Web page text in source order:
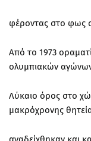
φέροντας στο φως
Από το 1973
ολυμπιακών
Λύκαιο όρος στο
μακρόχρονης